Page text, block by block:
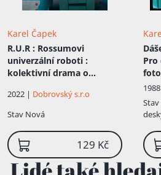
Karel Čapek
R.U.R : Rossumovi
univerzální roboti :
kolektivní drama o
dějstvích
2022 | Dobrovský s.r.o
Stav Nová
129 Kč
Pro
Stav